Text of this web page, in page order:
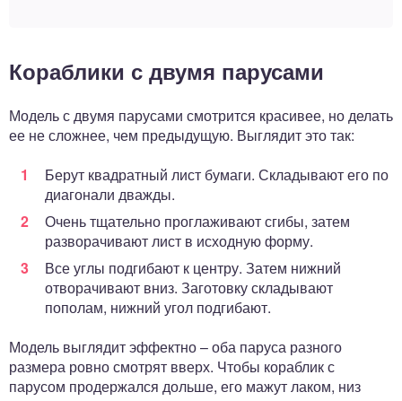
Кораблики с двумя парусами
Модель с двумя парусами смотрится красивее, но делать
ее не сложнее, чем предыдущую. Выглядит это так:
Берут квадратный лист бумаги. Складывают его по
диагонали дважды.
Очень тщательно проглаживают сгибы, затем
разворачивают лист в исходную форму.
Все углы подгибают к центру. Затем нижний
отворачивают вниз. Заготовку складывают
пополам, нижний угол подгибают.
Модель выглядит эффектно – оба паруса разного
размера ровно смотрят вверх. Чтобы кораблик с
парусом продержался дольше, его мажут лаком, низ